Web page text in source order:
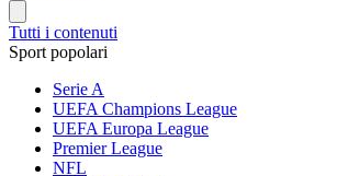
Tutti i contenuti
Sport popolari
Serie A
UEFA Champions League
UEFA Europa League
Premier League
NFL